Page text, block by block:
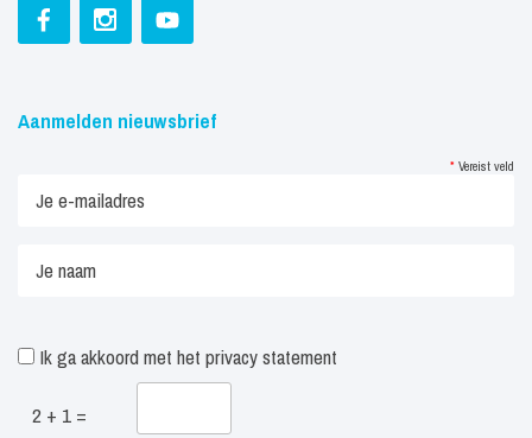
Aanmelden nieuwsbrief
* Vereist veld
Ik ga akkoord met het privacy statement
2 + 1 =